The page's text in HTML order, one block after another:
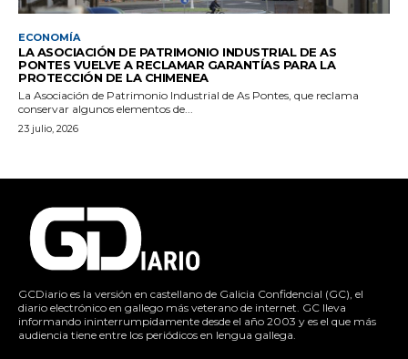
ECONOMÍA
LA ASOCIACIÓN DE PATRIMONIO INDUSTRIAL DE AS
PONTES VUELVE A RECLAMAR GARANTÍAS PARA LA
PROTECCIÓN DE LA CHIMENEA
La Asociación de Patrimonio Industrial de As Pontes, que reclama
conservar algunos elementos de...
23 julio, 2026
GCDiario es la versión en castellano de Galicia Confidencial (GC), el
diario electrónico en gallego más veterano de internet. GC lleva
informando ininterrumpidamente desde el año 2003 y es el que más
audiencia tiene entre los periódicos en lengua gallega.